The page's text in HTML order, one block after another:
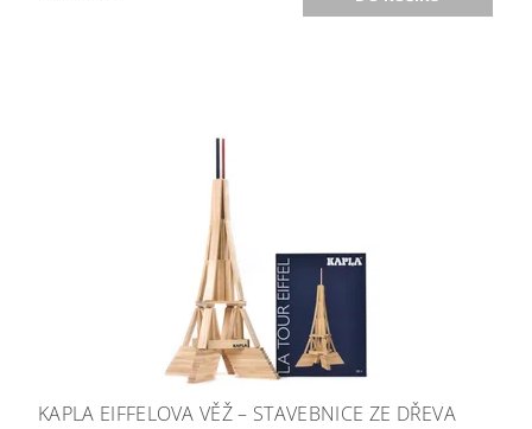
KAPLA EIFFELOVA VĚŽ – STAVEBNICE ZE DŘEVA